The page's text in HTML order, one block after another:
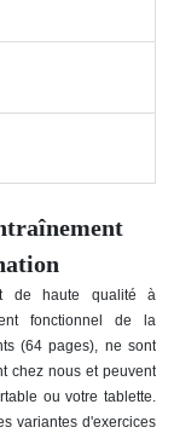
de haute qualité à
fonctionnel de la
(64 pages), ne sont
chez nous et peuvent
ou votre tablette.
variantes d'exercices